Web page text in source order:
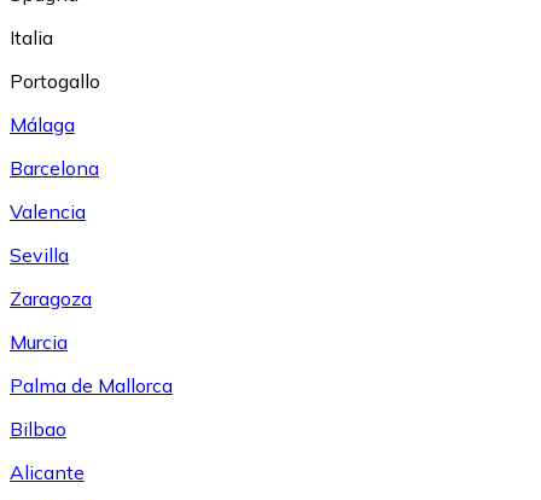
Italia
Portogallo
Málaga
Barcelona
Valencia
Sevilla
Zaragoza
Murcia
Palma de Mallorca
Bilbao
Alicante